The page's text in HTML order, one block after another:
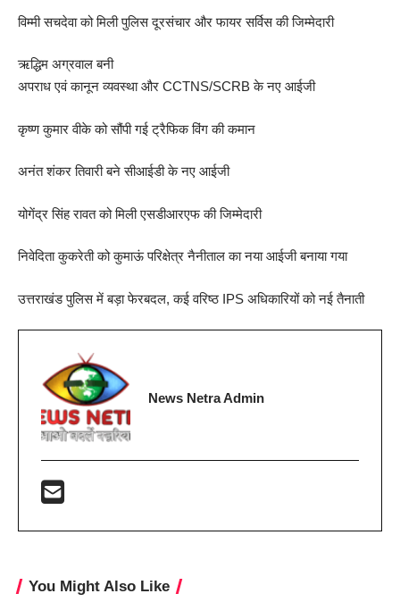
विम्मी सचदेवा को मिली पुलिस दूरसंचार और फायर सर्विस की जिम्मेदारी
ऋद्धिम अग्रवाल बनी
अपराध एवं कानून व्यवस्था और CCTNS/SCRB के नए आईजी
कृष्ण कुमार वीके को सौंपी गई ट्रैफिक विंग की कमान
अनंत शंकर तिवारी बने सीआईडी के नए आईजी
योगेंद्र सिंह रावत को मिली एसडीआरएफ की जिम्मेदारी
निवेदिता कुकरेती को कुमाऊं परिक्षेत्र नैनीताल का नया आईजी बनाया गया
उत्तराखंड पुलिस में बड़ा फेरबदल, कई वरिष्ठ IPS अधिकारियों को नई तैनाती
News Netra Admin
You Might Also Like